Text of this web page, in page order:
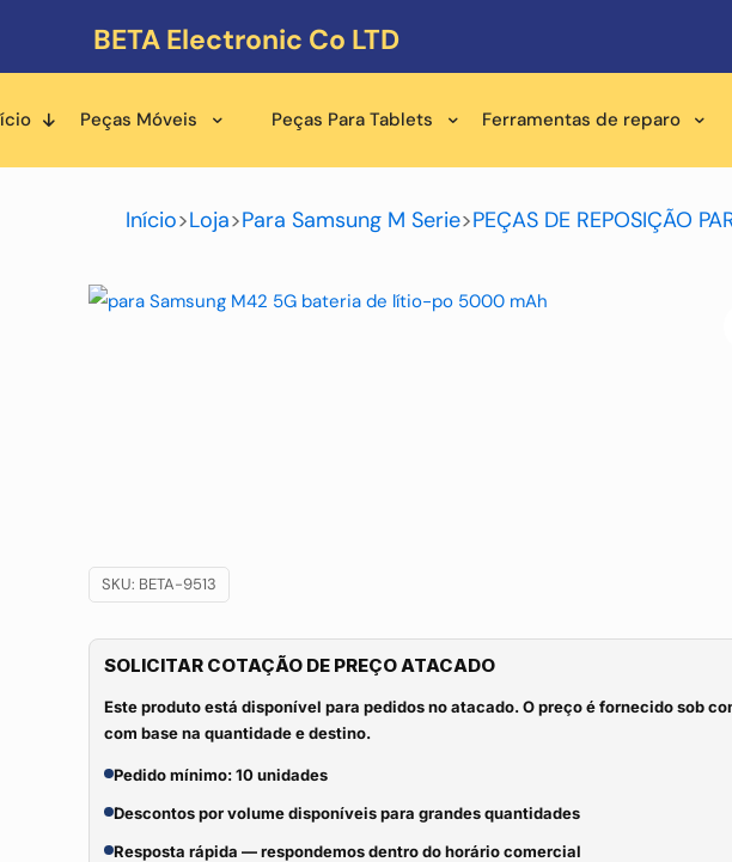
BETA Electronic Co LTD
Peças Móveis Peças Para Tablets Ferramentas de reparo
Início>Loja>Para Samsung M Serie>PEÇAS DE REPOSIÇÃO
SKU: BETA-9513
SOLICITAR COTAÇÃO DE PREÇO ATACADO
Este produto está disponível para pedidos no atacado. O preço é fornecido sob
com base na quantidade e destino.
Pedido mínimo: 10 unidades
Descontos por volume disponíveis para grandes quantidades
Resposta rápida — respondemos dentro do horário comercial